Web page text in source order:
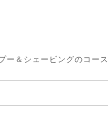
ー＆シェービングのコー